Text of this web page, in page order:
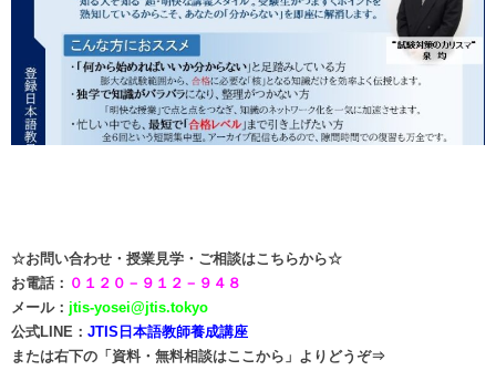
☆お問い合わせ・授業見学・ご相談はこちらから☆
お電話： ０１２０－９１２－９４８
メール： jtis-yosei@jtis.tokyo
公式LINE： JTIS日本語教師養成講座
または右下の「資料・無料相談はここから」よりどうぞ⇒